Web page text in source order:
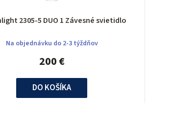
Searchlight 2305-5 DUO 1 Závesné svietidlo
Na objednávku do 2-3 týždňov
200 €
DO KOŠÍKA